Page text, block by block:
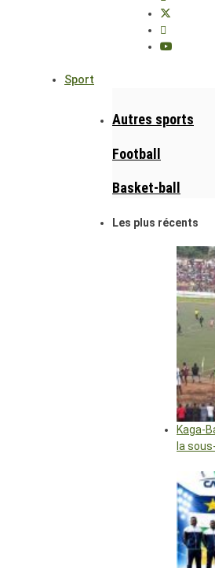
Sport
Autres sports
Football
Basket-ball
Les plus récents
Kaga-
la